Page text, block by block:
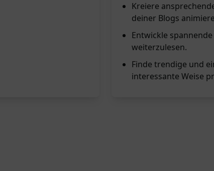
Kreiere
deiner Blogs
Entwickle
weiterzulesen.
Finde trendige und
interessante Weise